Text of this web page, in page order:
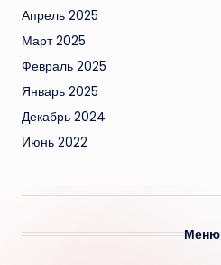
Апрель 2025
Март 2025
Февраль 2025
Январь 2025
Декабрь 2024
Июнь 2022
Меню